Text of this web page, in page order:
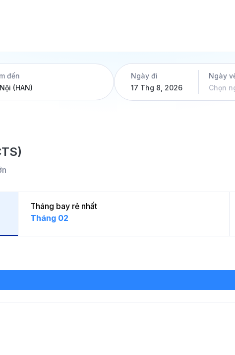
đến
Ngày đi
17 Thg 8, 2026
Ngày
Chọn
Tháng bay rẻ nhất
Tháng 02